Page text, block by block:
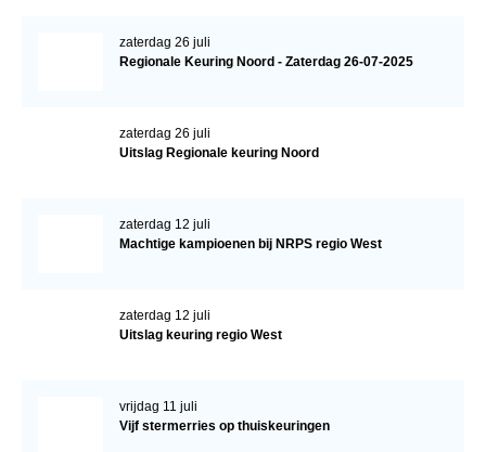
zaterdag 26 juli
Regionale Keuring Noord - Zaterdag 26-07-2025
zaterdag 26 juli
Uitslag Regionale keuring Noord
zaterdag 12 juli
Machtige kampioenen bij NRPS regio West
zaterdag 12 juli
Uitslag keuring regio West
vrijdag 11 juli
Vijf stermerries op thuiskeuringen